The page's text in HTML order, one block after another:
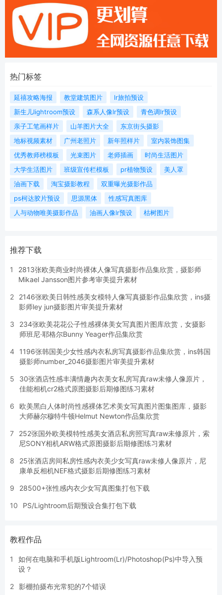
热门标签
延禧攻略海报 教堂建筑图片
lr旅拍预设
新生儿lightroom预设
森系人像lr预设
青色调lr预设
亲子工笔画样片
山羊图片大全
东京街头摄影
地标视频素材
广州老照片 新年照样片
室内装饰图集
优秀教师榜模板
光束图片 老师插画
时尚生活图片
大学生活图片
班级宣传栏模板 pr植物预设
美人罩
油画下载
淘宝摄影教程
双重曝光摄影作品
ps柯达胶片预设
思源黑体
性感写真图库
人与动物唯美摄影作品
油画人像lr预设 枯树图片
推荐下载
1
2813张欧美商业时尚裸体人像写真摄影作品集欣赏，摄影师
Mikael Jansson图片参考审美提升素材
2
2146张欧美日韩性感美女模特人像写真摄影作品集欣赏，ins摄
影师ley jun摄影图片审美提升素材
3
234张欧美花花公子性感裸体美女写真图片图库欣赏，女摄影
师班尼·耶格尔Bunny Yeager作品集欣赏
4
1196张韩国美少女性感内衣私房写真摄影作品集欣赏，ins韩国
摄影师number_2046摄影图片审美提升素材
5
30张酒店性感丰满情趣内衣美女私房写真raw未修人像原片，
佳能相机cr2格式原图摄影后期修图练习素材
6
欧美黑白人体时尚性感裸体艺术美女写真图片图集图库，摄影
大师赫尔穆特牛顿Helmut Newton作品集欣赏
7
252张国外欧美模特性感美女酒店私房照写真raw未修原片，索
尼SONY相机ARW格式原图摄影后期修图练习素材
8
25张酒店房间私房性感内衣美少女写真raw未修人像原片，尼
康单反相机NEF格式摄影后期修图练习素材
9 28500+张性感内衣少女写真图集打包下载
10 PS/Lightroom后期预设合集打包下载
教程作品
1
如何在电脑和手机版Lightroom(Lr)/Photoshop(Ps)中导入预
设？
2 影棚拍摄布光常犯的7个错误